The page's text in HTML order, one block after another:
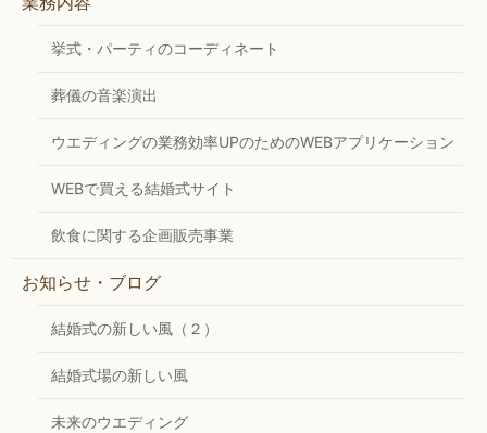
挙式・パーティのコーディネート
葬儀の音楽演出
ウエディングの業務効率UPのためのWEBアプリケーション
WEBで買える結婚式サイト
飲食に関する企画販売事業
お知らせ・ブログ
結婚式の新しい風（２）
結婚式場の新しい風
未来のウエディング